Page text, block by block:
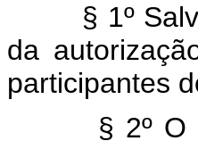
§ 1º Salvo
da
participantes
§ 2º O